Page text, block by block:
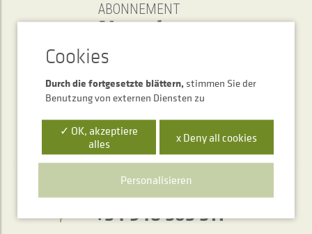
ABONNEMENT
Newsletter
SENDEN
Telefonischer Auskunftsservice
+34 948 563 511
Durch die fortgesetzte blättern, stimmen Sie der
Benutzung von externen Diensten zu
✓ OK, akzeptiere
alles
x Deny all cookies
Personalisieren